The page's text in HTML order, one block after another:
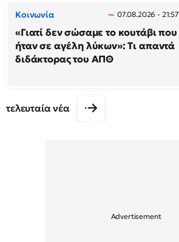
Κοινωνία 07.08.2026 - 21:57
«Γιατί δεν σώσαμε το κουτάβι που
ήταν σε αγέλη λύκων»: Τι απαντά
διδάκτορας του ΑΠΘ
τελευταία νέα